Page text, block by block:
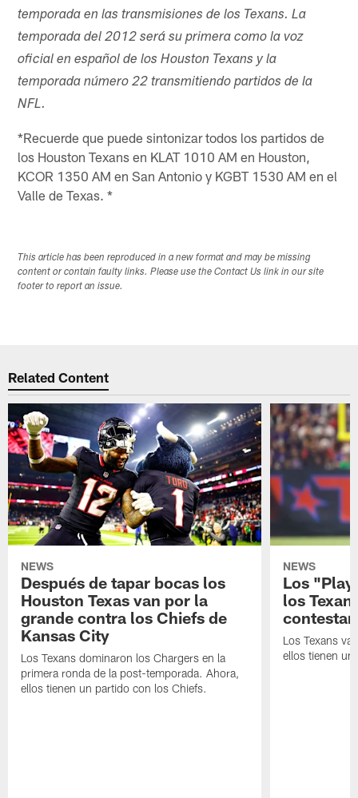
temporada en las transmisiones de los Texans. La
temporada del 2012 será su primera como la voz
oficial en español de los Houston Texans y la
temporada número 22 transmitiendo partidos de la
NFL.
*Recuerde que puede sintonizar todos los partidos de
los Houston Texans en KLAT 1010 AM en Houston,
KCOR 1350 AM en San Antonio y KGBT 1530 AM en el
Valle de Texas. *
This article has been reproduced in a new format and may be missing
content or contain faulty links. Please use the Contact Us link in our site
footer to report an issue.
Related Content
NEWS
Después de tapar bocas los
Houston Texas van por la
grande contra los Chiefs de
Kansas City
Los Texans dominaron los Chargers en la
primera ronda de la post-temporada. Ahora,
ellos tienen un partido con los Chiefs.
NEWS
Los
los
contestar
Los Texans
ellos tienen un